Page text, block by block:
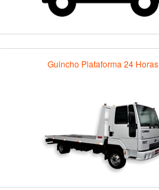
Guincho Plataforma 24 Horas